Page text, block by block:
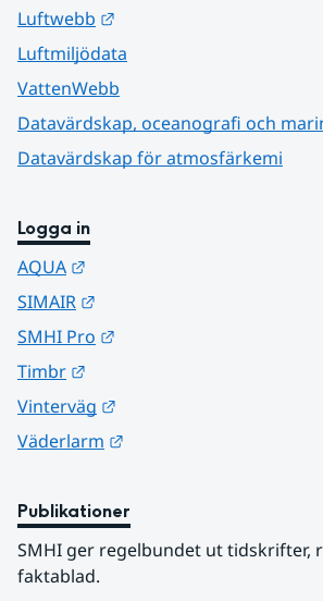
Luftwebb
Luftmiljödata
VattenWebb
Datavärdskap, oceanografi och
Datavärdskap för atmosfärkemi
Logga in
AQUA
SIMAIR
SMHI Pro
Timbr
Vinterväg
Väderlarm
Publikationer
SMHI ger regelbundet ut tidskrifter,
faktablad.